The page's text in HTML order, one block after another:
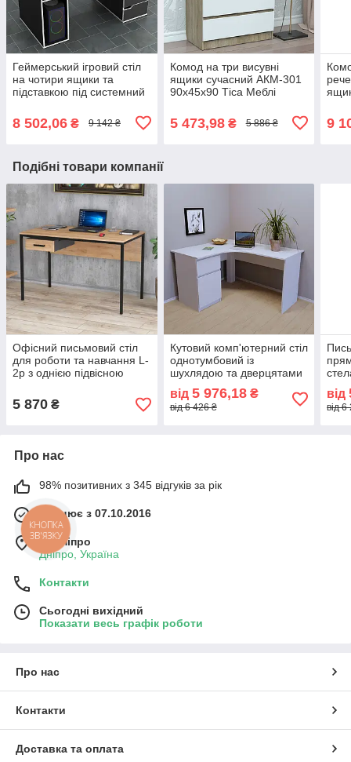
Геймерський ігровий стіл
на чотири ящики та
підставкою під системний
Меблі
8 502,06 ₴ 9 142 ₴
Комод на три висувні
ящики сучасний АКМ-301
90х45х90 Тіса Меблі
5 473,98₴ 5 886 ₴ 9
Подібні товари компанії
Офісний письмовий стіл
для роботи та навчання L-
2p з однією підвісною
Крафт Золотий
5 870 ₴
Кутовий комп'ютерний стіл
однотумбовий із
шухлядою та дверцятами
для дому та офісу
СП-110/1 Тіса Меблі
від 5 976,18₴
від 6 426 ₴
СП-
від
від
Про нас
98% позитивних з 345 відгуків за рік
Працює з 07.10.2016
м. Дніпро
Дніпро, Україна
Контакти
Сьогодні вихідний
Показати весь графік роботи
Про нас
Контакти
Доставка та оплата
КНОПКА
ЗВ'ЯЗКУ